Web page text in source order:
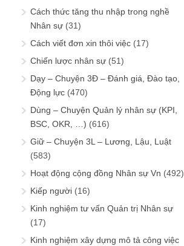
Cách thức tăng thu nhập trong nghề
Nhân sự (31)
Cách viết đơn xin thôi việc (17)
Chiến lược nhân sự (51)
Dạy – Chuyện 3Đ – Đánh giá, Đào tạo,
Động lực (470)
Dùng – Chuyện Quản lý nhân sự (KPI,
BSC, OKR, …) (616)
Giữ – Chuyện 3L – Lương, Lậu, Luật
(583)
Hoạt động cộng đồng Nhân sự Vn (492)
Kiếp người (16)
Kinh nghiệm tư vấn Quản trị Nhân sự
(17)
Kinh nghiệm xây dựng mô tả công việc